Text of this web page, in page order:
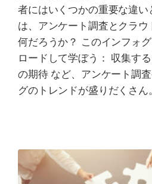
者にはいくつかの重要な違
は、アンケート調査とクラ
何だろうか？ このインフォ
ロードして学ぼう： 収集す
の期待 など、アンケート調
グのトレンドが盛りだくさん。